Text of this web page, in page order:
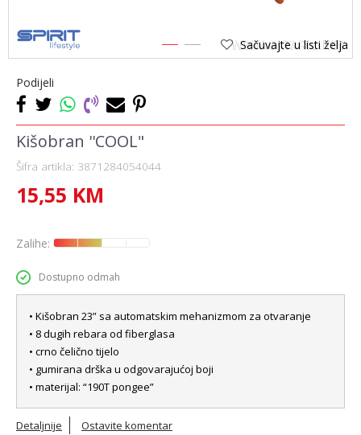
1 2 Sačuvajte u listi želja
Podijeli
Kišobran ''COOL"
Šifra artikla: 3871284054044
15,55 KM
Zalihe:
Dostupno odmah
• Kišobran 23” sa automatskim mehanizmom za otvaranje
• 8 dugih rebara od fiberglasa
• crno čelično tijelo
• gumirana drška u odgovarajućoj boji
• materijal: “190T pongee”
Detaljnije Ostavite komentar